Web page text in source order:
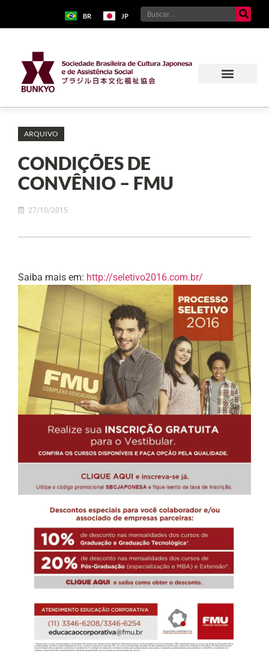
BR JP
ARQUIVO
CONDIÇÕES DE
CONVÊNIO – FMU
27/10/2015
Saiba mais em: http://seletivo2016.com.br/